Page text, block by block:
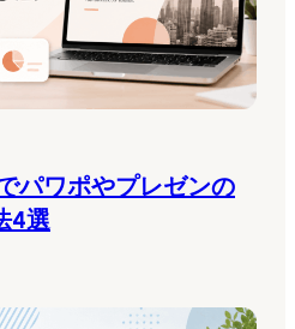
パワポやプレゼンの
4選